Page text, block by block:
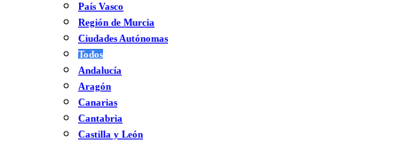
País Vasco
Región de Murcia
Ciudades Autónomas
Todos
Andalucía
Aragón
Canarias
Cantabria
Castilla y León